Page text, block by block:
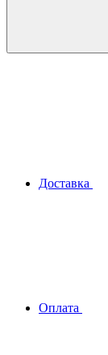
Доставка
Оплата